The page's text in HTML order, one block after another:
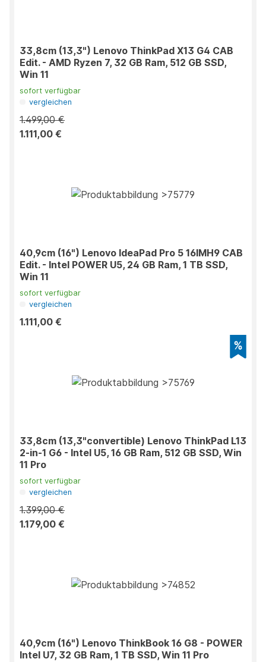
33,8cm (13,3") Lenovo ThinkPad X13 G4 CAB
Edit. - AMD Ryzen 7, 32 GB Ram, 512 GB SSD,
Win 11
sofort verfügbar
vergleichen
1.499,00 €
1.111,00 €
40,9cm (16") Lenovo IdeaPad Pro 5 16IMH9 CAB
Edit. - Intel POWER U5, 24 GB Ram, 1 TB SSD,
Win 11
sofort verfügbar
vergleichen
1.111,00 €
33,8cm (13,3"convertible) Lenovo ThinkPad L13
2-in-1 G6 - Intel U5, 16 GB Ram, 512 GB SSD, Win
11 Pro
sofort verfügbar
vergleichen
1.399,00 €
1.179,00 €
40,9cm (16") Lenovo ThinkBook 16 G8 - POWER
Intel U7, 32 GB Ram, 1 TB SSD, Win 11 Pro